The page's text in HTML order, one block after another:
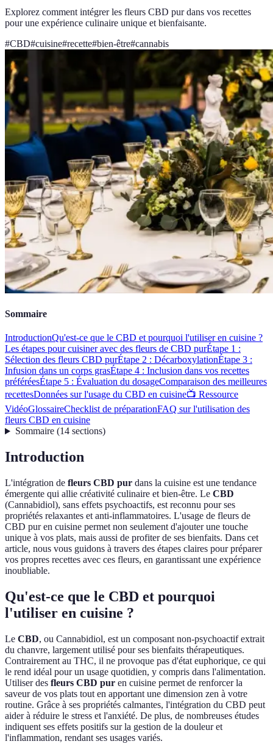
Explorez comment intégrer les fleurs CBD pur dans vos recettes
pour une expérience culinaire unique et bienfaisante.
#CBD#cuisine#recette#bien-être#cannabis
Sommaire
IntroductionQu'est-ce que le CBD et pourquoi l'utiliser en cuisine ?
Les étapes pour cuisiner avec des fleurs de CBD purÉtape 1 :
Sélection des fleurs CBD purÉtape 2 : DécarboxylationÉtape 3 :
Infusion dans un corps grasÉtape 4 : Inclusion dans vos recettes
préféréesÉtape 5 : Évaluation du dosageComparaison des meilleures
recettesDonnées sur l'usage du CBD en cuisine📺 Ressource
VidéoGlossaireChecklist de préparationFAQ sur l'utilisation des
fleurs CBD en cuisine
Sommaire(14 sections)
Introduction
L'intégration de fleurs CBD pur dans la cuisine est une tendance
émergente qui allie créativité culinaire et bien-être. Le CBD
(Cannabidiol), sans effets psychoactifs, est reconnu pour ses
propriétés relaxantes et anti-inflammatoires. L'usage de fleurs de
CBD pur en cuisine permet non seulement d'ajouter une touche
unique à vos plats, mais aussi de profiter de ses bienfaits. Dans cet
article, nous vous guidons à travers des étapes claires pour préparer
vos propres recettes avec ces fleurs, en garantissant une expérience
inoubliable.
Qu'est-ce que le CBD et pourquoi
l'utiliser en cuisine ?
Le CBD, ou Cannabidiol, est un composant non-psychoactif extrait
du chanvre, largement utilisé pour ses bienfaits thérapeutiques.
Contrairement au THC, il ne provoque pas d'état euphorique, ce qui
le rend idéal pour un usage quotidien, y compris dans l'alimentation.
Utiliser des fleurs CBD pur en cuisine permet de renforcer la
saveur de vos plats tout en apportant une dimension zen à votre
routine. Grâce à ses propriétés calmantes, l'intégration du CBD peut
aider à réduire le stress et l'anxiété. De plus, de nombreuses études
indiquent ses effets positifs sur la gestion de la douleur et
l'inflammation, rendant ses usages variés.